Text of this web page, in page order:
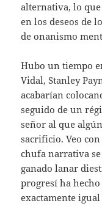
alternativa, lo
en los deseos de
de onanismo
Hubo un tiempo
Vidal, Stanley
acabarían
seguido de un
señor al que
sacrificio. Veo
chufa narrativa
ganado lanar
progresí ha
exactamente